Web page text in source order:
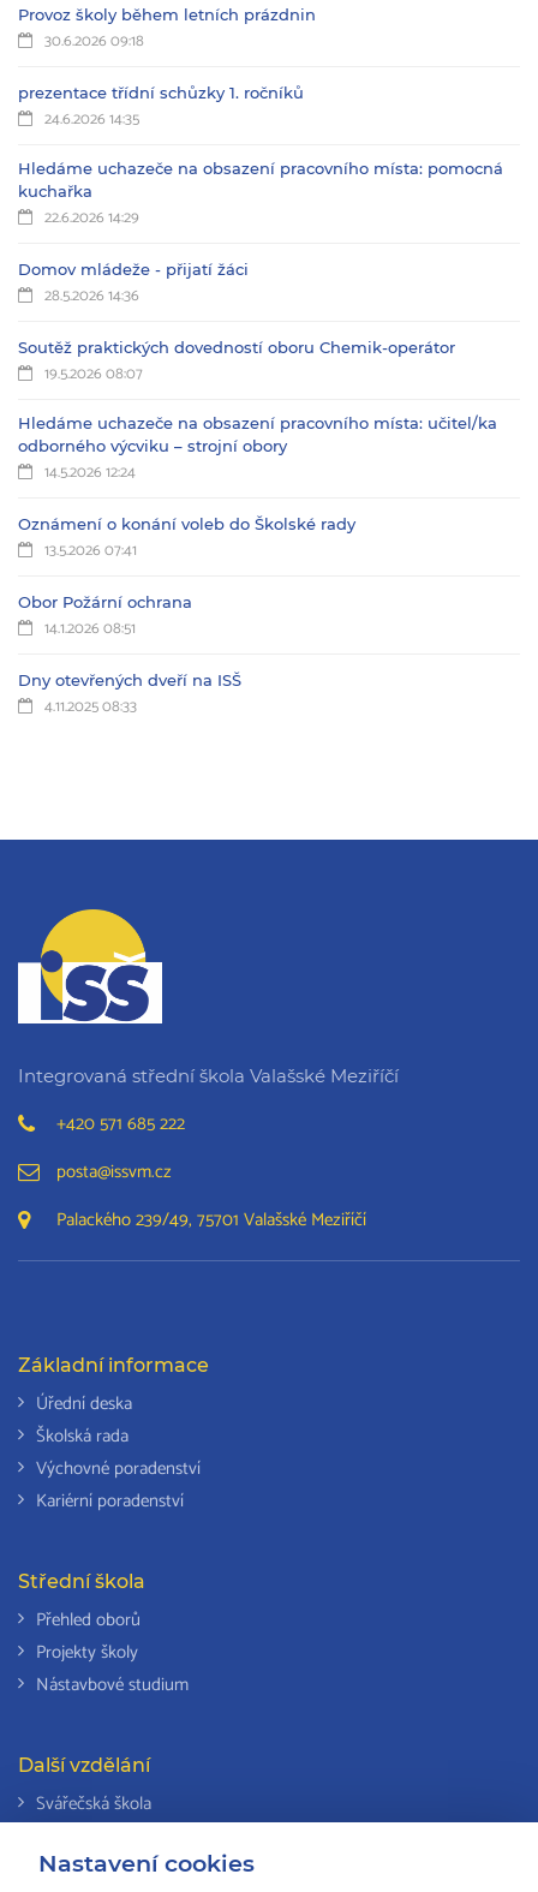
Nastavení cookies
Provoz školy během letních prázdnin
30.6.2026 09:18
prezentace třídní schůzky 1. ročníků
24.6.2026 14:35
Hledáme uchazeče na obsazení pracovního místa: pomocná
kuchařka
22.6.2026 14:29
Domov mládeže - přijatí žáci
28.5.2026 14:36
Soutěž praktických dovedností oboru Chemik-operátor
19.5.2026 08:07
Hledáme uchazeče na obsazení pracovního místa: učitel/ka
odborného výcviku – strojní obory
14.5.2026 12:24
Oznámení o konání voleb do Školské rady
13.5.2026 07:41
Obor Požární ochrana
14.1.2026 08:51
Dny otevřených dveří na ISŠ
4.11.2025 08:33
Integrovaná střední škola Valašské Meziříčí
+420 571 685 222
posta@issvm.cz
Palackého 239/49, 75701 Valašské Meziříčí
Základní informace
Úřední deska
Školská rada
Výchovné poradenství
Kariérní poradenství
Střední škola
Přehled oborů
Projekty školy
Nástavbové studium
Další vzdělání
Svářečská škola
Národní soustava kvalifikací